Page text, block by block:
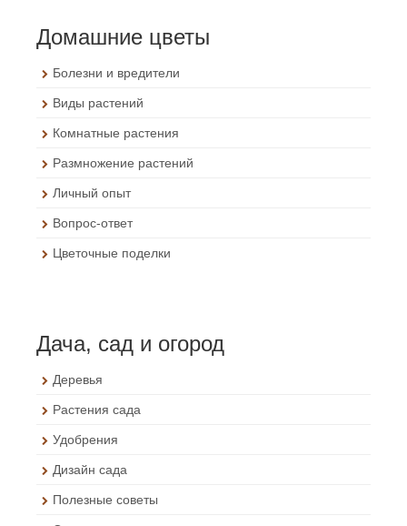
Домашние цветы
Болезни и вредители
Виды растений
Комнатные растения
Размножение растений
Личный опыт
Вопрос-ответ
Цветочные поделки
Дача, сад и огород
Деревья
Растения сада
Удобрения
Дизайн сада
Полезные советы